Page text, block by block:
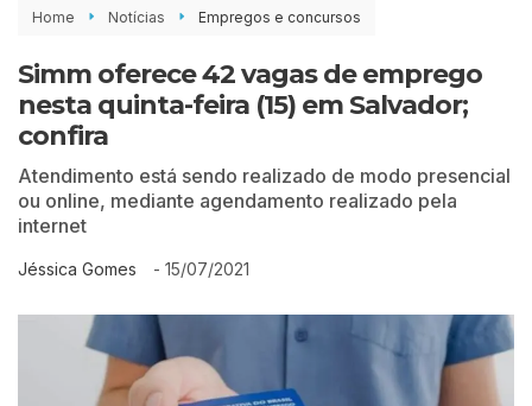
Home Notícias Empregos e concursos
Simm oferece 42 vagas de emprego
nesta quinta-feira (15) em Salvador;
confira
Atendimento está sendo realizado de modo presencial
ou online, mediante agendamento realizado pela
internet
Jéssica Gomes - 15/07/2021